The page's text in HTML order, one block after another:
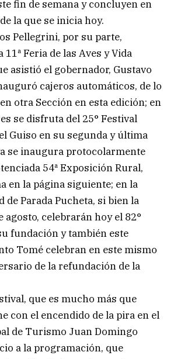
fin de semana y concluyen en
la que se inicia hoy.
Pellegrini, por su parte,
Feria de las Aves y Vida
asistió el gobernador, Gustavo
cajeros automáticos, de lo
otra Sección en esta edición; en
se disfruta del 25° Festival
Guiso en su segunda y última
se inaugura protocolarmente
54ª Exposición Rural,
en la página siguiente; en la
de Parada Pucheta, si bien la
agosto, celebrarán hoy el 82°
fundación y también este
Tomé celebran en este mismo
de la refundación de la
que es mucho más que
con el encendido de la pira en el
de Turismo Juan Domingo
a la programación, que